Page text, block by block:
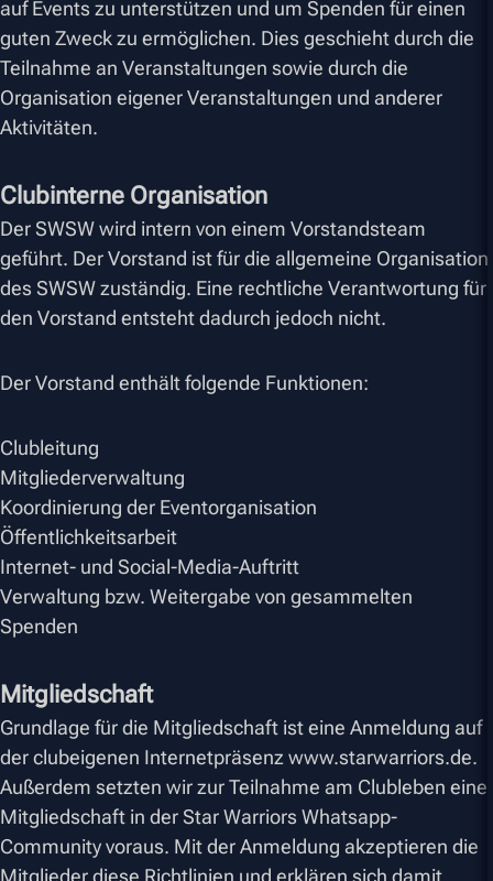
auf Events zu unterstützen und um Spenden für einen
guten Zweck zu ermöglichen. Dies geschieht durch die
Teilnahme an Veranstaltungen sowie durch die
Organisation eigener Veranstaltungen und anderer
Aktivitäten.
Clubinterne Organisation
Der SWSW wird intern von einem Vorstandsteam
geführt. Der Vorstand ist für die allgemeine Organisation
des SWSW zuständig. Eine rechtliche Verantwortung für
den Vorstand entsteht dadurch jedoch nicht.
Der Vorstand enthält folgende Funktionen:
Clubleitung
Mitgliederverwaltung
Koordinierung der Eventorganisation
Öffentlichkeitsarbeit
Internet- und Social-Media-Auftritt
Verwaltung bzw. Weitergabe von gesammelten
Spenden
Mitgliedschaft
Grundlage für die Mitgliedschaft ist eine Anmeldung auf
der clubeigenen Internetpräsenz www.starwarriors.de.
Außerdem setzten wir zur Teilnahme am Clubleben eine
Mitgliedschaft in der Star Warriors Whatsapp-
Community voraus. Mit der Anmeldung akzeptieren die
Mitglieder diese Richtlinien und erklären sich damit